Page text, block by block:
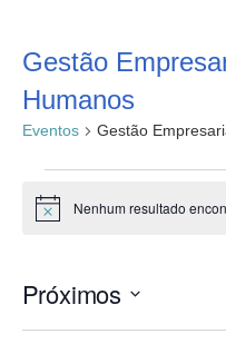
Gestão
Humanos
Eventos Gestão
Notice Nenhum resultado
Próximos